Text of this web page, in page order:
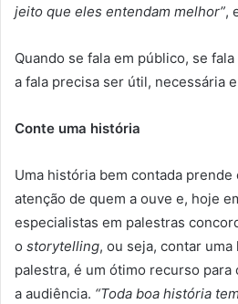
jeito que eles entendam melhor”,
Quando se fala em público, se
a fala precisa ser útil, necessária
Conte uma história
Uma história bem contada
atenção de quem a ouve e, hoje
especialistas em palestras
o storytelling, ou seja, contar
palestra, é um ótimo recurso
a audiência. “Toda boa história